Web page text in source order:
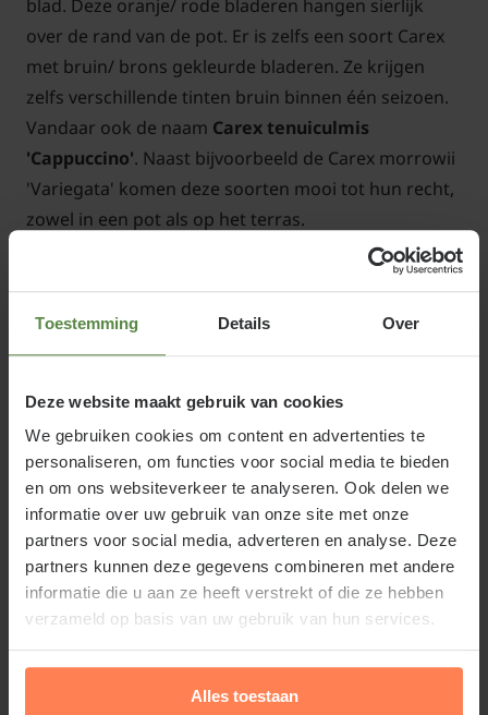
Toestemming Details Over
Deze website maakt gebruik van cookies
We gebruiken cookies om content en advertenties te
personaliseren, om functies voor social media te bieden
en om ons websiteverkeer te analyseren. Ook delen we
informatie over uw gebruik van onze site met onze
partners voor social media, adverteren en analyse. Deze
partners kunnen deze gegevens combineren met andere
informatie die u aan ze heeft verstrekt of die ze hebben
verzameld op basis van uw gebruik van hun services.
Alles toestaan
blad. Deze oranje/ rode bladeren hangen sierlijk
over de rand van de pot. Er is zelfs een soort Carex
met bruin/ brons gekleurde bladeren. Ze krijgen
zelfs verschillende tinten bruin binnen één seizoen.
Vandaar ook de naam Carex tenuiculmis
'Cappuccino'. Naast bijvoorbeeld de Carex morrowii
'Variegata' komen deze soorten mooi tot hun recht,
zowel in een pot als op het terras.
Verzorging van Carex morrowii als
potplant
Houdt er wel rekening mee dat de verzorging van
Carex morrowii in een pot over het algemeen wat
meer aandacht vraagt dan een plant die in de tuin is
aangeplant. Geef tijdens warme en droge periodes
voldoende water. Daarnaast is het verstandig om de
plant tijdens hevige sneeuwval overdekt weg te
zetten, of de sneeuw van de planten te schudden.
Als sneeuw te lang op de plant blijft liggen, dan
bruine kleur. Deze bruine kleur is niet erg. Knip de
bruine bladeren aan het eind van de winter (de